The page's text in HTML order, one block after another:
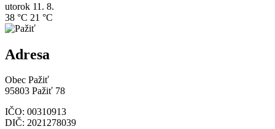
utorok 11. 8.
38 °C 21 °C
Adresa
Obec Pažiť
95803 Pažiť 78
IČO: 00310913
DIČ: 2021278039